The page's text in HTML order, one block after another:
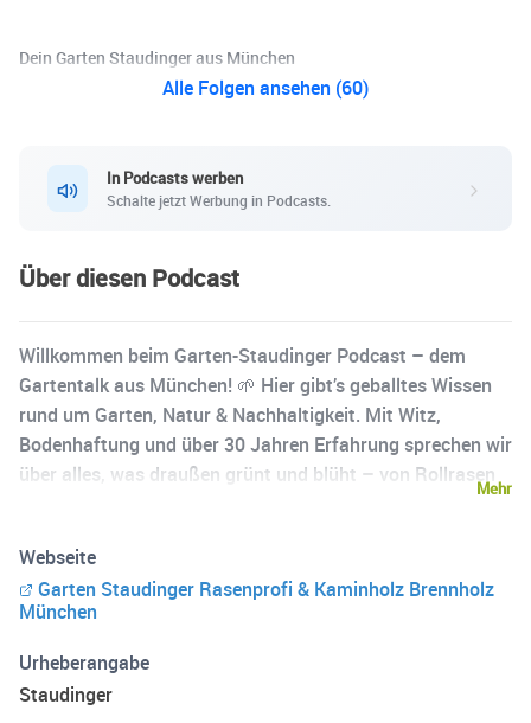
Dein Garten Staudinger aus München
Alle Folgen ansehen (60)
In Podcasts werben
Schalte jetzt Werbung in Podcasts.
Über diesen Podcast
Willkommen beim Garten-Staudinger Podcast – dem
Gartentalk aus München! 🌱 Hier gibt’s geballtes Wissen
rund um Garten, Natur & Nachhaltigkeit. Mit Witz,
Bodenhaftung und über 30 Jahren Erfahrung sprechen wir
über alles, was draußen grünt und blüht – von Rollrasen
jeden was dabei. Jeden Dienstag und Donnerstag neu –
überall, wo’s Podcasts gibt! 👉 www.garten-staudinger.de
📞 089 / 37505112 | ✉️ info@garten-staudinger.de
Mehr
Webseite
Garten Staudinger Rasenprofi & Kaminholz Brennholz
München
Urheberangabe
Staudinger